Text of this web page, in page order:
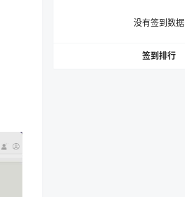
没有签到数据
签到排行